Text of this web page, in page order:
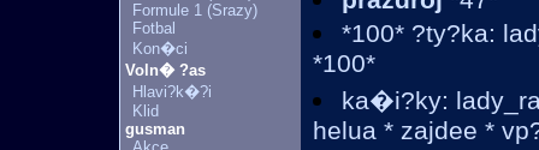
Formule 1 (Srazy)
Fotbal
Kon�ci
Voln� ?as
Hlavi?k�?i
Klid
gusman
*100* ?ty?ka:
*100*
ka�i?ky:
helua * zajdee *